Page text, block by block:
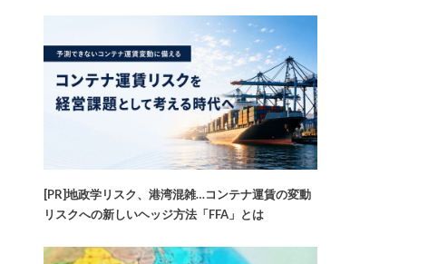
[PR]地政学リスク、港湾混雑…コンテナ運賃の変動
リスクへの新しいヘッジ方法「FFA」とは